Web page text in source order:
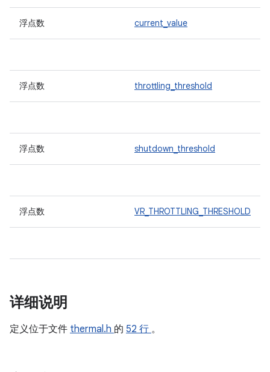
浮点数 current_value
浮点数 throttling_threshold
浮点数 shutdown_threshold
浮点数 VR_THROTTLING_THRESHOLD
详细说明
定义位于文件 thermal.h 的 52 行 。